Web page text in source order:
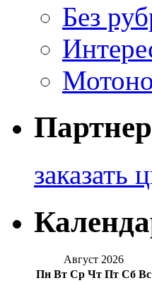
Без
заказать
Август 2026
Пн Вт Ср Чт Пт Сб Вс